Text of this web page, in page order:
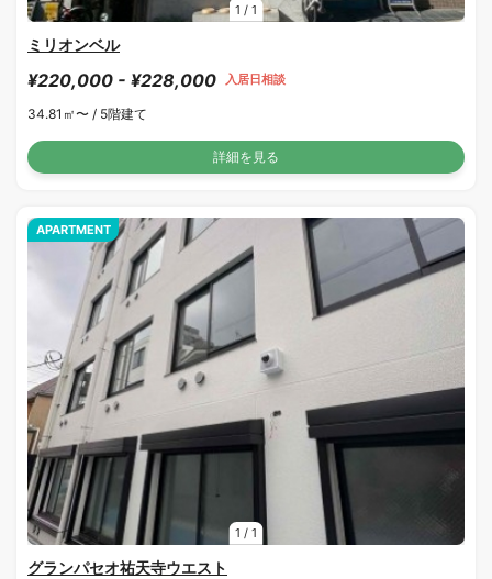
1 / 1
ミリオンベル
¥220,000 - ¥228,000 入居日相談
34.81㎡〜 / 5階建て
詳細を見る
1 / 1
APARTMENT
グランパセオ祐天寺ウエスト